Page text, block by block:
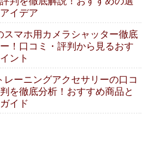
イデア
スマホ用カメラシャッター徹底
！口コミ・評判から見るおす
ント
レーニングアクセサリーの口コ
を徹底分析！おすすめ商品と
イド